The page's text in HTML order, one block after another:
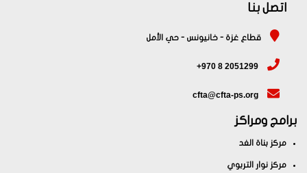
اتصل بنا
قطاع غزة - خانيونس - حي الأمل
+970 8 2051299
cfta@cfta-ps.org
برامج ومراكز
مركز بناة الغد
مركز نوار التربوي